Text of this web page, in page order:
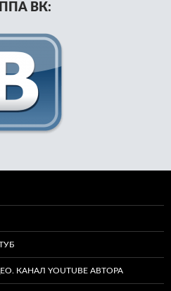
ВК:
КАНАЛ YOUTUBE АВТОРА